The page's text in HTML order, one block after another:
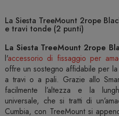
La Siesta TreeMount 2rope
e travi tonde (2 punti)
La Siesta TreeMount 2rope
l'accessorio di fissaggio per
offre un sostegno affidabile per
a travi o a pali. Grazie allo
facilmente l’altezza e la
universale, che si tratti di
Cumbia, con TreeMount si